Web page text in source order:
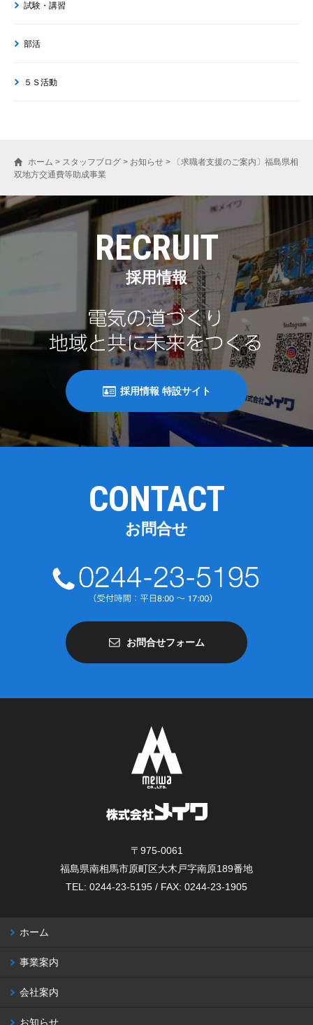
試験・講習
部活
５Ｓ活動
ホーム > スタッフブログ > お知らせ >
〔求職者支援のご案内〕福島県相
双地方交通費等助成事業
RECRUIT
採用情報
採用情報 特設サイト
CONTACT
お問合せ
お問合せフォーム
〒975-0061
福島県南相馬市原町区大木戸字南原189番地
TEL: 0244-23-5195 / FAX: 0244-23-1905
ホーム
事業案内
会社案内
お知らせ